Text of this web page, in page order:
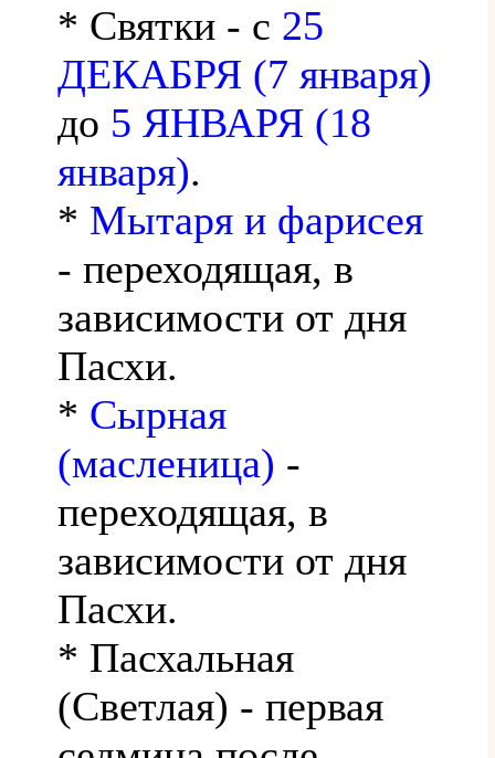
* Святки - с 25
ДЕКАБРЯ (7 января)
до 5 ЯНВАРЯ (18
января).
* Мытаря и фарисея
- переходящая, в
зависимости от дня
Пасхи.
* Сырная
(масленица) -
переходящая, в
зависимости от дня
Пасхи.
* Пасхальная
(Светлая) - первая